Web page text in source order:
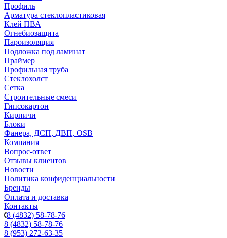
Профиль
Арматура стеклопластиковая
Клей ПВА
Огнебиозащита
Пароизоляция
Подложка под ламинат
Праймер
Профильная труба
Стеклохолст
Сетка
Строительные смеси
Гипсокартон
Кирпичи
Блоки
Фанера, ДСП, ДВП, OSB
Компания
Вопрос-ответ
Отзывы клиентов
Новости
Политика конфиденциальности
Бренды
Оплата и доставка
Контакты
8 (4832) 58-78-76
8 (4832) 58-78-76
8 (953) 272-63-35